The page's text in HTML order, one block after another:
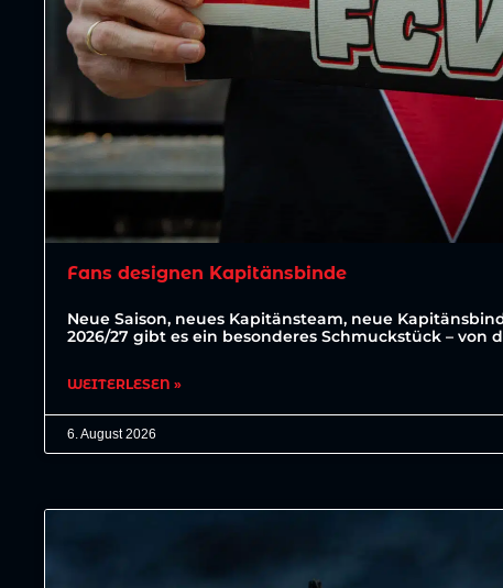
Fans designen Kapitänsbinde
Neue Saison, neues Kapitänsteam, neue
2026/27 gibt es ein besonderes Schmuckstück – von
WEITERLESEN »
6. August 2026